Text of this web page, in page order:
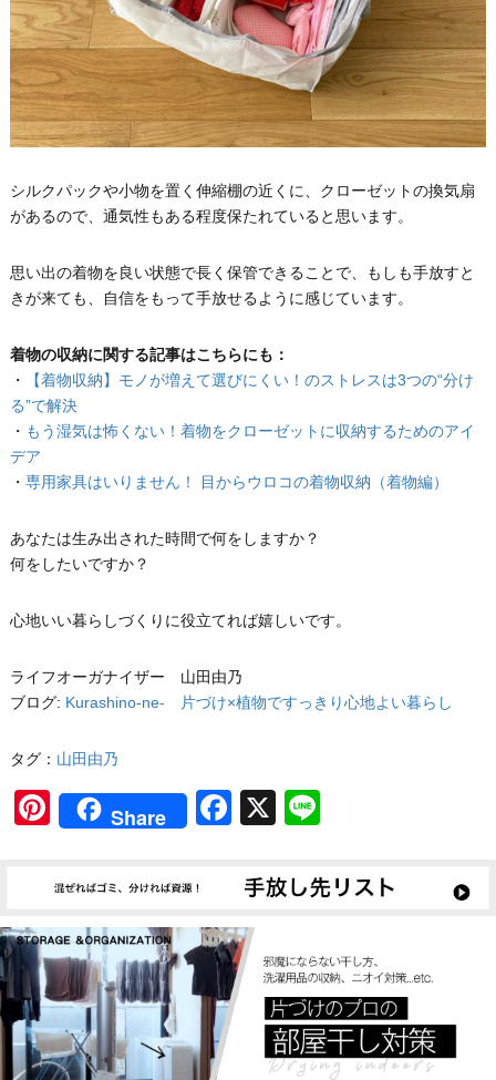
シルクパックや小物を置く伸縮棚の近くに、クローゼットの換気扇
があるので、通気性もある程度保たれていると思います。
思い出の着物を良い状態で長く保管できることで、もしも手放すと
きが来ても、自信をもって手放せるように感じています。
着物の収納に関する記事はこちらにも：
・
【着物収納】モノが増えて選びにくい！のストレスは3つの“分け
る”で解決
・ もう湿気は怖くない！着物をクローゼットに収納するためのアイ
デア
・ 専用家具はいりません！ 目からウロコの着物収納（着物編）
あなたは生み出された時間で何をしますか？
何をしたいですか？
心地いい暮らしづくりに役立てれば嬉しいです。
ライフオーガナイザー 山田由乃
ブログ: Kurashino-ne- 片づけ×植物ですっきり心地よい暮らし
タグ： 山田由乃
Pinterest
Share Facebook
X